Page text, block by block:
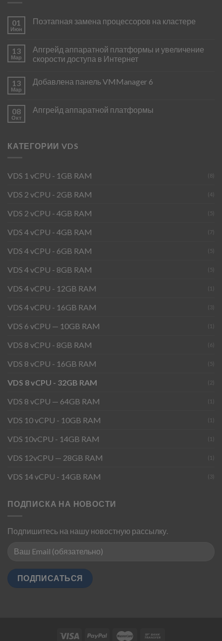
01
Июн
Поэтапная замена процессоров на кластере
13
Мар
Апгрейд аппаратной платформы и увеличение
скорости доступа в Интернет
13
Мар
Добавлена панель VMManager 6
08
Окт
Апгрейд аппаратной платформы
КАТЕГОРИИ VDS
VDS 1 vCPU - 1GB RAM (8)
VDS 2 vCPU - 2GB RAM (4)
VDS 2 vCPU - 4GB RAM (5)
VDS 4 vCPU - 4GB RAM (7)
VDS 4 vCPU - 6GB RAM (5)
VDS 4 vCPU - 8GB RAM (5)
VDS 4 vCPU - 12GB RAM (1)
VDS 4 vCPU - 16GB RAM (3)
VDS 6 vCPU — 10GB RAM (1)
VDS 8 vCPU - 8GB RAM (6)
VDS 8 vCPU - 16GB RAM (5)
VDS 8 vCPU - 32GB RAM (2)
VDS 8 vCPU — 64GB RAM (1)
VDS 10 vCPU - 10GB RAM (1)
VDS 10vCPU - 14GB RAM (1)
VDS 12vCPU — 28GB RAM (1)
VDS 14 vCPU - 14GB RAM (3)
ПОДПИСКА НА НОВОСТИ
Подпишитесь на нашу новостную рассылку.